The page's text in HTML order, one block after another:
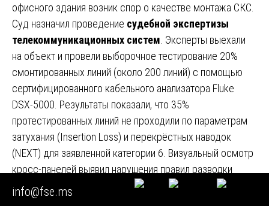
офисного здания возник спор о качестве монтажа СКС.
Суд назначил проведение судебной экспертизы
телекоммуникационных систем . Эксперты выехали
на объект и провели выборочное тестирование 20%
смонтированных линий (около 200 линий) с помощью
сертифицированного кабельного анализатора Fluke
DSX-5000. Результаты показали, что 35%
протестированных линий не проходили по параметрам
затухания (Insertion Loss) и перекрёстных наводок
(NEXT) для заявленной категории 6. Визуальный осмотр
кросс-панелей выявил нарушения правил разводки
кабеля и маркировки. Экспертиза доказала системный
характер нарушений, что не позволило подрядчику
info@fse.ms